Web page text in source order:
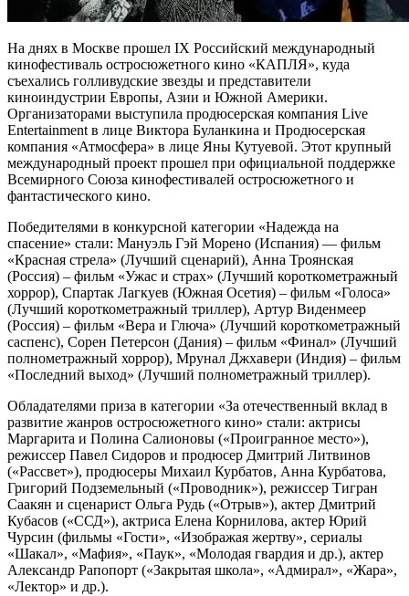
На днях в Москве прошел IX Российский международный
кинофестиваль остросюжетного кино «КАПЛЯ», куда
съехались голливудские звезды и представители
киноиндустрии Европы, Азии и Южной Америки.
Организаторами выступила продюсерская компания Live
Entertainment в лице Виктора Буланкина и Продюсерская
компания «Атмосфера» в лице Яны Кутуевой. Этот крупный
международный проект прошел при официальной поддержке
Всемирного Союза кинофестивалей остросюжетного и
фантастического кино.
Победителями в конкурсной категории «Надежда на
спасение» стали: Мануэль Гэй Морено (Испания) — фильм
«Красная стрела» (Лучший сценарий), Анна Троянская
(Россия) – фильм «Ужас и страх» (Лучший короткометражный
хоррор), Спартак Лагкуев (Южная Осетия) – фильм «Голоса»
(Лучший короткометражный триллер), Артур Виденмеер
(Россия) – фильм «Вера и Глюча» (Лучший короткометражный
саспенс), Сорен Петерсон (Дания) – фильм «Финал» (Лучший
полнометражный хоррор), Мрунал Джхавери (Индия) – фильм
«Последний выход» (Лучший полнометражный триллер).
Обладателями приза в категории «За отечественный вклад в
развитие жанров остросюжетного кино» стали: актрисы
Маргарита и Полина Салионовы («Проигранное место»),
режиссер Павел Сидоров и продюсер Дмитрий Литвинов
(«Рассвет»), продюсеры Михаил Курбатов, Анна Курбатова,
Григорий Подземельный («Проводник»), режиссер Тигран
Саакян и сценарист Ольга Рудь («Отрыв»), актер Дмитрий
Кубасов («ССД»), актриса Елена Корнилова, актер Юрий
Чурсин (фильмы «Гости», «Изображая жертву», сериалы
«Шакал», «Мафия», «Паук», «Молодая гвардия и др.), актер
Александр Рапопорт («Закрытая школа», «Адмирал», «Жара»,
«Лектор» и др.).